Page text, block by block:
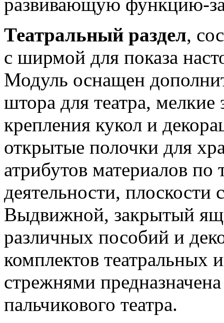
Театральный раздел,
с ширмой для показа
Модуль оснащен
штора для театра,
крепления кукол и
открытые полочки для
атрибутов материалов по
деятельности, плоскости
Выдвижной, закрытый
различных пособий и
комплектов театральных
стрежнями
пальчикового театра.